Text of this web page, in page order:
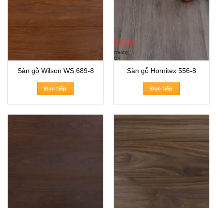
Sàn gỗ Wilson WS 689-8
Đọc tiếp
Sàn gỗ Hornitex 556-8
Đọc tiếp